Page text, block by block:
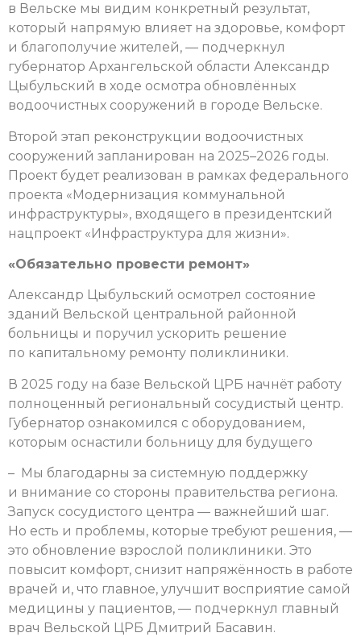
в Вельске мы видим конкретный результат,
который напрямую влияет на здоровье, комфорт
и благополучие жителей, — подчеркнул
губернатор Архангельской области Александр
Цыбульский в ходе осмотра обновлённых
водоочистных сооружений в городе Вельске.
Второй этап реконструкции водоочистных
сооружений запланирован на 2025–2026 годы.
Проект будет реализован в рамках федерального
проекта «Модернизация коммунальной
инфраструктуры», входящего в президентский
нацпроект «Инфраструктура для жизни».
«Обязательно провести ремонт»
Александр Цыбульский осмотрел состояние
зданий Вельской центральной районной
больницы и поручил ускорить решение
по капитальному ремонту поликлиники.
В 2025 году на базе Вельской ЦРБ нач­нёт работу
полноценный региональный сосудистый центр.
Губернатор ознакомился с оборудованием,
которым оснастили больницу для будущего
– Мы благодарны за системную поддержку
и внимание со стороны правительства региона.
Запуск сосудистого центра — важнейший шаг.
Но есть и проблемы, которые требуют решения, —
это обновление взрослой поликлиники. Это
повысит комфорт, снизит напряжённость в работе
врачей и, что главное, улучшит восприятие самой
медицины у пациентов, — подчеркнул главный
врач Вельской ЦРБ Дмитрий Басавин.